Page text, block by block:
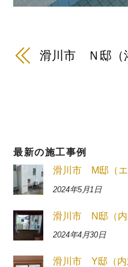
滑川市 Ｎ邸（
最新の施工事例
滑川市 M邸（エ
2024年5月1日
滑川市 N邸（内
2024年4月30日
滑川市 Y邸（内